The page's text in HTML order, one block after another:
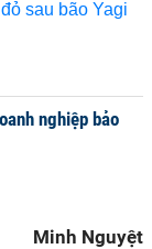
nghiệp bảo
Minh Nguyệt